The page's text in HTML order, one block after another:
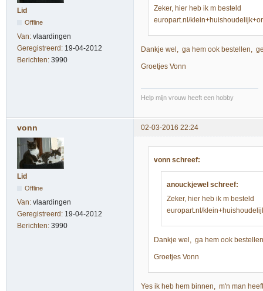
Lid
Offline
Van: vlaardingen
Geregistreerd: 19-04-2012
Berichten: 3990
Zeker, hier heb ik m besteld
europart.nl/
Dankje wel, ga hem ook bestellen,
Groetjes Vonn
Help mijn vrouw heeft een hobby
vonn 02-03-2016 22:24
Lid
Offline
Van: vlaardingen
Geregistreerd: 19-04-2012
Berichten: 3990
vonn schreef:
anouckjewel schreef:
Zeker, hier heb ik m besteld
europart.nl/
Dankje wel, ga hem ook
Groetjes Vonn
Yes ik heb hem binnen, m'n man